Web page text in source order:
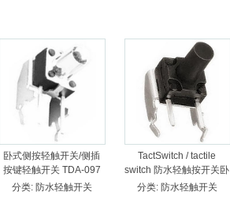
卧式侧按轻触开关/侧插
按键轻触开关 TDA-097
分类: 防水轻触开关
TactSwitch / tactile
switch 防水轻触按开关卧
式侧按型 TDA-098
分类: 防水轻触开关